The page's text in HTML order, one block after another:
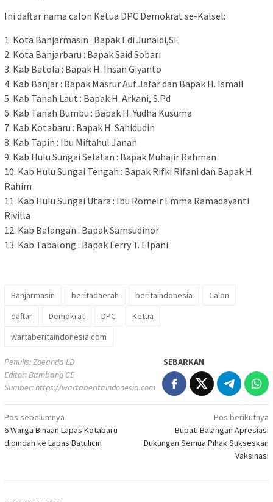
Ini daftar nama calon Ketua DPC Demokrat se-Kalsel:
1. Kota Banjarmasin : Bapak Edi Junaidi,SE
2. Kota Banjarbaru : Bapak Said Sobari
3. Kab Batola : Bapak H. Ihsan Giyanto
4. Kab Banjar : Bapak Masrur Auf Jafar dan Bapak H. Ismail
5. Kab Tanah Laut : Bapak H. Arkani, S.Pd
6. Kab Tanah Bumbu : Bapak H. Yudha Kusuma
7. Kab Kotabaru : Bapak H. Sahidudin
8. Kab Tapin : Ibu Miftahul Janah
9. Kab Hulu Sungai Selatan : Bapak Muhajir Rahman
10. Kab Hulu Sungai Tengah : Bapak Rifki Rifani dan Bapak H.
Rahim
11. Kab Hulu Sungai Utara : Ibu Romeir Emma Ramadayanti
Rivilla
12. Kab Balangan : Bapak Samsudinor
13. Kab Tabalong : Bapak Ferry T. Elpani
Banjarmasin beritadaerah beritaindonesia
Calon
daftar
Demokrat DPC
Ketua
wartaberitaindonesia.com
Penulis: Zoeanda LD
Editor: Bambang CE
Sumber:https://wartaberitaindonesia.com
SEBARKAN
Navigasi
pos
Pos sebelumnya
6 Warga Binaan Lapas Kotabaru
dipindah ke Lapas Batulicin
Pos berikutnya
Bupati Balangan Apresiasi
Dukungan Semua Pihak Sukseskan
Vaksinasi